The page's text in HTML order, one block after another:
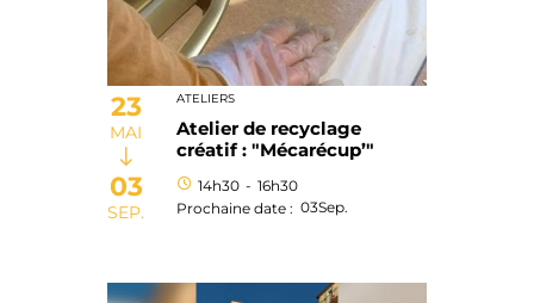
ATELIERS
Atelier de recyclage
créatif : "Mécarécup’"
14h30 - 16h30
Prochaine date :03Sep.
23
MAI
03
SEP.